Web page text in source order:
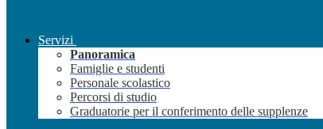
Servizi
Panoramica
Famiglie e studenti
Personale scolastico
Percorsi di studio
Graduatorie per il conferimento delle supplenze